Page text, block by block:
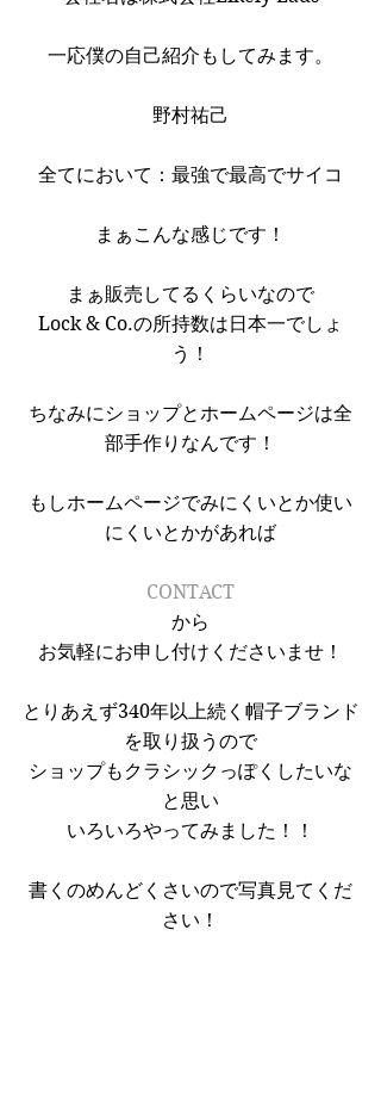
一応僕の自己紹介もしてみます。
野村祐己
全てにおいて：最強で最高でサイコ
まぁこんな感じです！
まぁ販売してるくらいなので
Lock & Co.の所持数は日本一でしょ
う！
ちなみにショップとホームページは全
部手作りなんです！
もしホームページでみにくいとか使い
にくいとかがあれば
CONTACT
から
お気軽にお申し付けくださいませ！
とりあえず340年以上続く帽子ブランド
を取り扱うので
ショップもクラシックっぽくしたいな
と思い
いろいろやってみました！！
書くのめんどくさいので写真見てくだ
さい！